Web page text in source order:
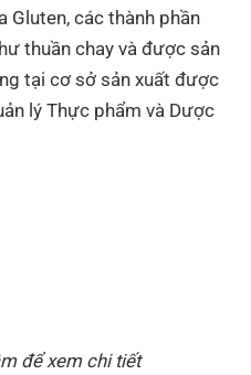
Gluten, các thành phần
thuần chay và được sản
tại cơ sở sản xuất được
lý Thực phẩm và Dược
để xem chi tiết